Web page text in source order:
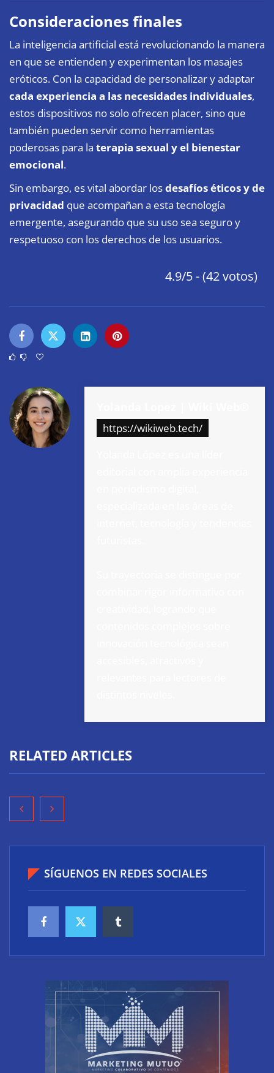
Consideraciones finales
La inteligencia artificial está revolucionando la manera
en que se entienden y experimentan los masajes
eróticos. Con la capacidad de personalizar y adaptar
cada experiencia a las necesidades individuales,
estos dispositivos no solo ofrecen placer, sino que
también pueden servir como herramientas
poderosas para la terapia sexual y el bienestar
emocional.
Sin embargo, es vital abordar losdesafíos éticos y de
privacidad que acompañan a esta tecnología
emergente, asegurando que su uso sea seguro y
respetuoso con los derechos de los usuarios.
4.9/5 - (42 votos)
https://wikiweb.tech/
RELATED ARTICLES
funcionalidad, bienestar y estilo en un mismo
SÍGUENOS EN REDES SOCIALES